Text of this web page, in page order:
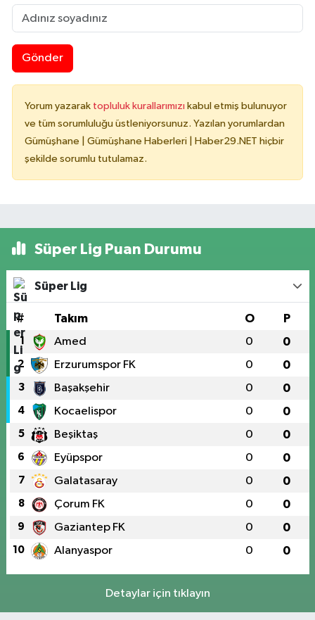
Gönder
Yorum yazarak topluluk kurallarımızı kabul etmiş bulunuyor
ve tüm sorumluluğu üstleniyorsunuz. Yazılan yorumlardan
Gümüşhane | Gümüşhane Haberleri | Haber29.NET hiçbir
şekilde sorumlu tutulamaz.
Süper Lig Puan Durumu
Süper Lig
# Takım O P
1 Amed 0 0
2 Erzurumspor FK 0 0
3 Başakşehir 0 0
4 Kocaelispor 0 0
5 Beşiktaş 0 0
6 Eyüpspor 0 0
7 Galatasaray 0 0
8 Çorum FK 0 0
9 Gaziantep FK 0 0
10 Alanyaspor 0 0
Detaylar için tıklayın